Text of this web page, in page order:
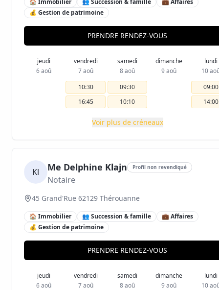
🏠 Immobilier 👥 Succession & famille
💼 Affaires
💰 Gestion de patrimoine
PRENDRE RENDEZ-VOUS
jeudi
6 aoû
-
vendredi
7 aoû
10:30
16:45
samedi
8 aoû
09:30
10:10
dimanche
9 aoû
-
lundi
10
09:00
14:00
Voir plus de créneaux
Kl Me Delphine Klajn Profil non revendiqué
Notaire
45 Grand'Rue 62129 Thérouanne
🏠 Immobilier 👥 Succession & famille
💼 Affaires
💰 Gestion de patrimoine
PRENDRE RENDEZ-VOUS
jeudi
6 aoû
vendredi
7 aoû
samedi
8 aoû
dimanche
9 aoû
lundi
10